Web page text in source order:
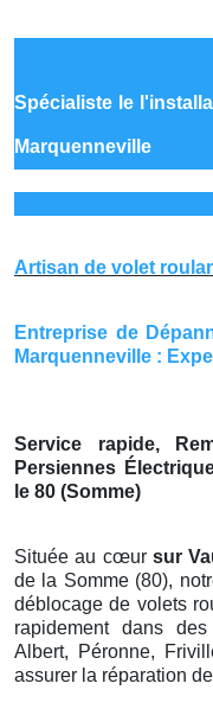
Spécialiste le
Marquenneville
Artisan de volet
Entreprise de
Marquenneville :
Service rapide,
Persiennes
le 80 (Somme)
Située au cœur sur
de la Somme (80),
déblocage de volets
rapidement dans
Albert, Péronne,
assurer la réparation